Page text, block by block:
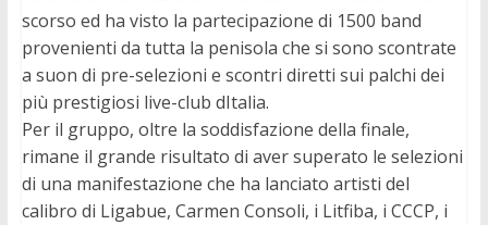
scorso ed ha visto la partecipazione di 1500 band
provenienti da tutta la penisola che si sono scontrate
a suon di pre-selezioni e scontri diretti sui palchi dei
più prestigiosi live-club dItalia.
Per il gruppo, oltre la soddisfazione della finale,
rimane il grande risultato di aver superato le selezioni
di una manifestazione che ha lanciato artisti del
calibro di Ligabue, Carmen Consoli, i Litfiba, i CCCP, i